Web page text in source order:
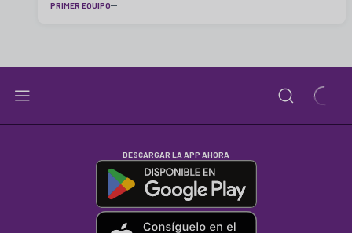
PRIMER EQUIPO
DESCARGAR LA APP AHORA